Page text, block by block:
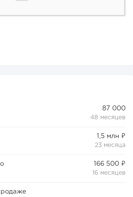
87 000
48 месяцев
1,5 млн ₽
23 месяца
166 500 ₽
16 месяцев